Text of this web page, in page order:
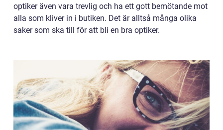
optiker även vara trevlig och ha ett gott bemötande mot
alla som kliver in i butiken. Det är alltså många olika
saker som ska till för att bli en bra optiker.